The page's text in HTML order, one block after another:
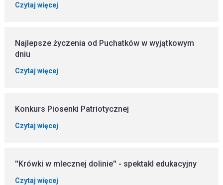
Czytaj więcej
Najlepsze życzenia od Puchatków w wyjątkowym
dniu
Czytaj więcej
Konkurs Piosenki Patriotycznej
Czytaj więcej
''Krówki w mlecznej dolinie'' - spektakl edukacyjny
Czytaj więcej